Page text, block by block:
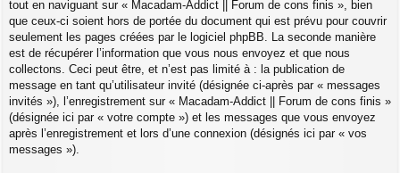
tout en naviguant sur « Macadam-Addict || Forum de cons finis », bien
que ceux-ci soient hors de portée du document qui est prévu pour couvrir
seulement les pages créées par le logiciel phpBB. La seconde manière
est de récupérer l’information que vous nous envoyez et que nous
collectons. Ceci peut être, et n’est pas limité à : la publication de
message en tant qu’utilisateur invité (désignée ci-après par « messages
invités »), l’enregistrement sur « Macadam-Addict || Forum de cons finis »
(désignée ici par « votre compte ») et les messages que vous envoyez
après l’enregistrement et lors d’une connexion (désignés ici par « vos
messages »).